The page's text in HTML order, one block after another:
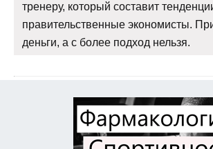
тренеру, который составит
правительственные экономисты.
деньги, а с более подход нельзя.